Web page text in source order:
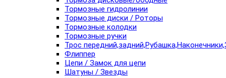
Тормозные гидролинии
Тормозные диски / Роторы
Тормозные колодки
Тормозные ручки
Трос
Флиппер
Цепи / Замок для цепи
Шатуны / Звезды